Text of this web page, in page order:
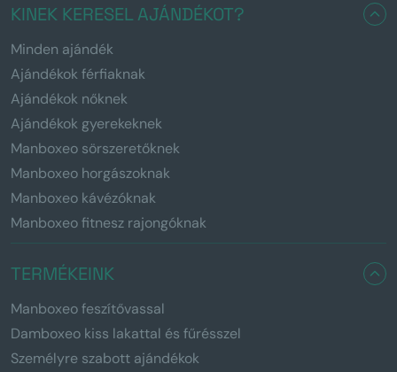
KINEK KERESEL AJÁNDÉKOT?
Minden ajándék
Ajándékok férfiaknak
Ajándékok nőknek
Ajándékok gyerekeknek
Manboxeo sörszeretőknek
Manboxeo horgászoknak
Manboxeo kávézóknak
Manboxeo fitnesz rajongóknak
TERMÉKEINK
Manboxeo feszítővassal
Damboxeo kiss lakattal és fűrésszel
Személyre szabott ajándékok